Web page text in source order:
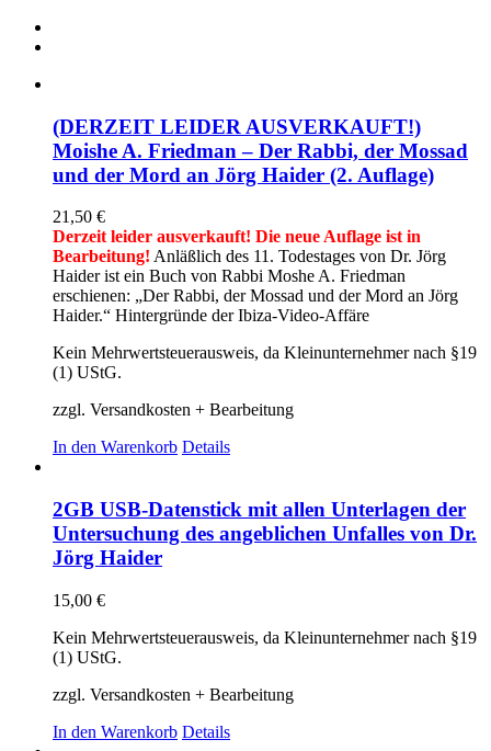
(DERZEIT LEIDER AUSVERKAUFT!)
Moishe A. Friedman – Der Rabbi, der Mossad
und der Mord an Jörg Haider (2. Auflage)
21,50 €
Derzeit leider ausverkauft! Die neue Auflage ist in
Bearbeitung! Anläßlich des 11. Todestages von Dr. Jörg
Haider ist ein Buch von Rabbi Moshe A. Friedman
erschienen: „Der Rabbi, der Mossad und der Mord an Jörg
Haider.“ Hintergründe der Ibiza-Video-Affäre
Kein Mehrwertsteuerausweis, da Kleinunternehmer nach §19
(1) UStG.
zzgl. Versandkosten + Bearbeitung
In den Warenkorb Details
2GB USB-Datenstick mit allen Unterlagen der
Untersuchung des angeblichen Unfalles von Dr.
Jörg Haider
15,00 €
Kein Mehrwertsteuerausweis, da Kleinunternehmer nach §19
(1) UStG.
zzgl. Versandkosten + Bearbeitung
In den Warenkorb Details